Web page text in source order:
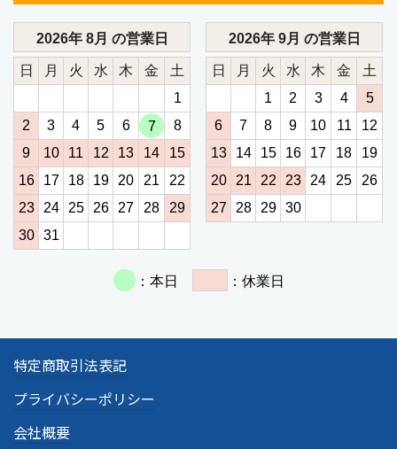
特定商取引法表記
プライバシーポリシー
会社概要